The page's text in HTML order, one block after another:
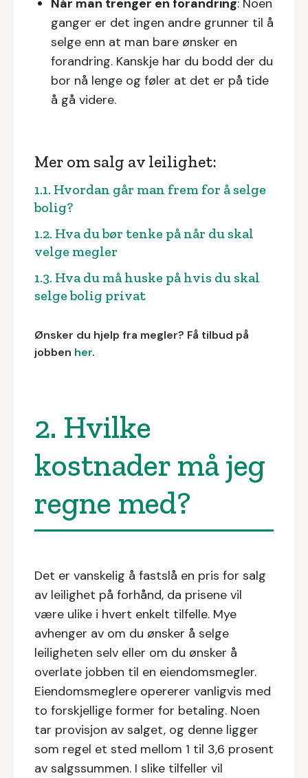
Når man trenger en forandring: Noen
ganger er det ingen andre grunner til å
selge enn at man bare ønsker en
forandring. Kanskje har du bodd der du
bor nå lenge og føler at det er på tide
å gå videre.
Mer om salg av leilighet:
1.1. Hvordan går man frem for å selge
bolig?
1.2. Hva du bør tenke på når du skal
velge megler
1.3. Hva du må huske på hvis du skal
selge bolig privat
Ønsker du hjelp fra megler? Få tilbud på
jobben her.
2. Hvilke
kostnader må jeg
regne med?
Det er vanskelig å fastslå en pris for salg
av leilighet på forhånd, da prisene vil
være ulike i hvert enkelt tilfelle. Mye
avhenger av om du ønsker å selge
leiligheten selv eller om du ønsker å
overlate jobben til en eiendomsmegler.
Eiendomsmeglere opererer vanligvis med
to forskjellige former for betaling. Noen
tar provisjon av salget, og denne ligger
som regel et sted mellom 1 til 3,6 prosent
av salgssummen. I slike tilfeller vil